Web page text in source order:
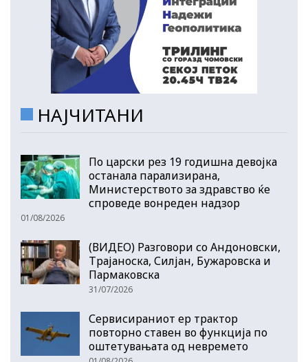
НАЈЧИТАНИ
По царски рез 19 годишна девојка
останала парализирана,
Министерството за здравство ќе
спроведе вонреден надзор
01/08/2026
(ВИДЕО) Разговори со Андоновски,
Трајаноска, Силјан, Бужаровска и
Пармаковска
31/07/2026
Сервисираниот ер трактор
повторно ставен во функција по
оштетувањата од невремето